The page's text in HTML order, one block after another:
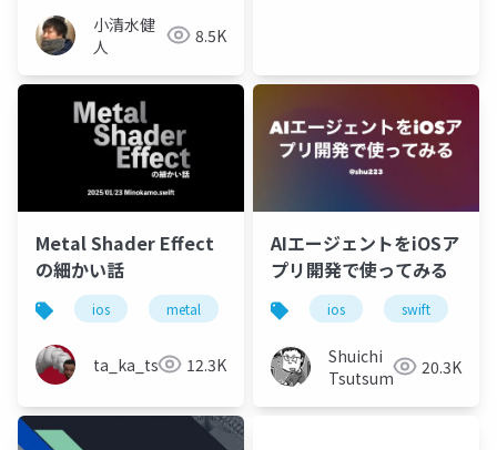
小清水健
人
8.5K
Metal Shader Effect
の細かい話
ios metal
ta_ka_tsu 12.3K
AIエージェントをiOSア
プリ開発で使ってみる
ios swift
Shuichi
Tsutsumi
20.3K